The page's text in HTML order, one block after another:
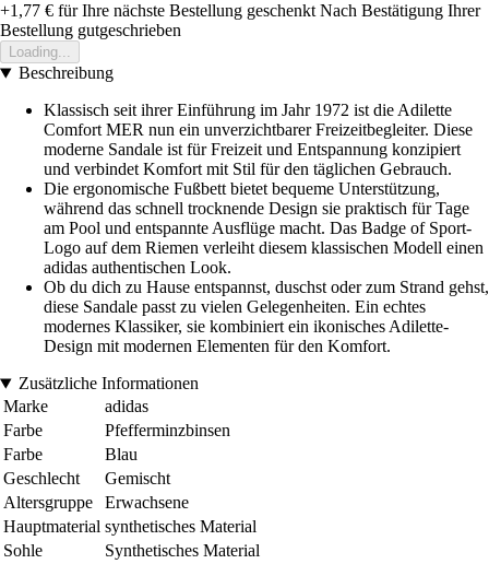
+1,77 € für Ihre nächste Bestellung geschenkt Nach Bestätigung Ihrer
Bestellung gutgeschrieben
Loading...
Beschreibung
Klassisch seit ihrer Einführung im Jahr 1972 ist die Adilette
Comfort MER nun ein unverzichtbarer Freizeitbegleiter. Diese
moderne Sandale ist für Freizeit und Entspannung konzipiert
und verbindet Komfort mit Stil für den täglichen Gebrauch.
Die ergonomische Fußbett bietet bequeme Unterstützung,
während das schnell trocknende Design sie praktisch für Tage
am Pool und entspannte Ausflüge macht. Das Badge of Sport-
Logo auf dem Riemen verleiht diesem klassischen Modell einen
adidas authentischen Look.
Ob du dich zu Hause entspannst, duschst oder zum Strand gehst,
diese Sandale passt zu vielen Gelegenheiten. Ein echtes
modernes Klassiker, sie kombiniert ein ikonisches Adilette-
Design mit modernen Elementen für den Komfort.
Zusätzliche Informationen
Marke
adidas
Farbe
Pfefferminzbinsen
Farbe
Blau
Geschlecht
Gemischt
Altersgruppe
Erwachsene
Hauptmaterial synthetisches Material
Sohle
Synthetisches Material